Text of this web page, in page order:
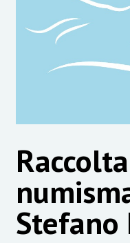
Raccolta
Stefano